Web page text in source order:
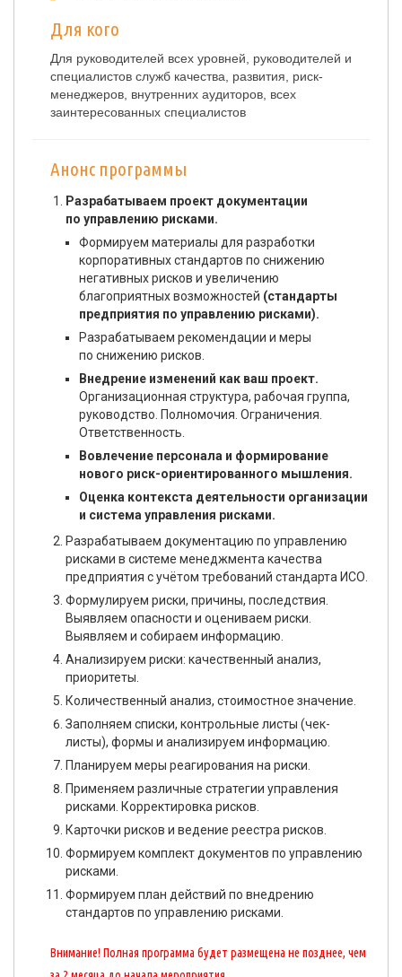
Для кого
Для руководителей всех уровней, руководителей и
специалистов служб качества, развития, риск-
менеджеров, внутренних аудиторов, всех
заинтересованных специалистов
Анонс программы
Разрабатываем проект документации
по управлению рисками.
Формируем материалы для разработки
корпоративных стандартов по снижению
негативных рисков и увеличению
благоприятных возможностей (стандарты
предприятия по управлению рисками).
Разрабатываем рекомендации и меры
по снижению рисков.
Внедрение изменений как ваш проект.
Организационная структура, рабочая группа,
руководство. Полномочия. Ограничения.
Ответственность.
Вовлечение персонала и формирование
нового риск-ориентированного мышления.
Оценка контекста деятельности организации
и система управления рисками.
Разрабатываем документацию по управлению
рисками в системе менеджмента качества
предприятия с учётом требований стандарта ИСО.
Формулируем риски, причины, последствия.
Выявляем опасности и оцениваем риски.
Выявляем и собираем информацию.
Анализируем риски: качественный анализ,
приоритеты.
Количественный анализ, стоимостное значение.
Заполняем списки, контрольные листы (чек-
листы), формы и анализируем информацию.
Планируем меры реагирования на риски.
Применяем различные стратегии управления
рисками. Корректировка рисков.
Карточки рисков и ведение реестра рисков.
Формируем комплект документов по управлению
рисками.
Формируем план действий по внедрению
стандартов по управлению рисками.
Внимание! Полная программа будет размещена не позднее, чем